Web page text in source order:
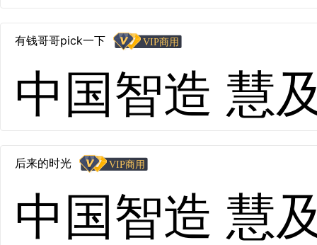
有钱哥哥pick一下
中国智造 慧
后来的时光
中国智造 慧